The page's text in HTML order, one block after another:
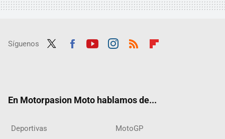
Síguenos
En Motorpasion Moto hablamos de...
Deportivas MotoGP